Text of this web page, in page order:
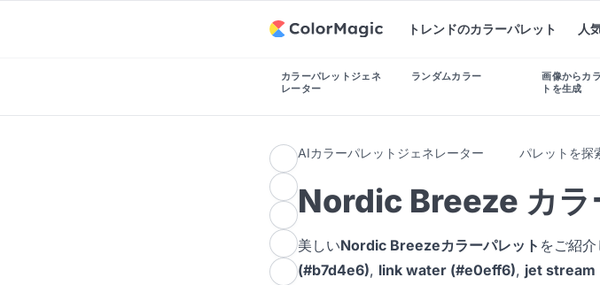
トレンドのカラーパレット 人
カラーパレットジェネ
レーター
ランダムカラー
画像からカ
トを生成
AIカラーパレットジェネレーター パレットを探
Nordic Breeze カラ
美しいNordic Breezeカラーパレット をご紹介
(#b7d4e6), link water (#e0eff6), jet stream